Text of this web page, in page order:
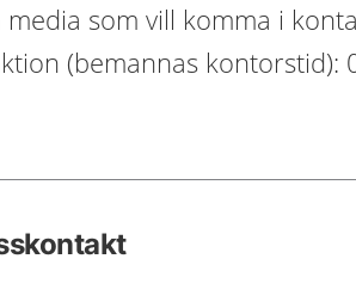
media som vill komma i
(bemannas kontorstid):